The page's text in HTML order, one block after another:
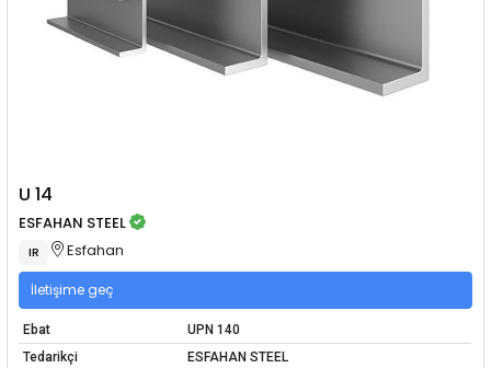
U 14
ESFAHAN STEEL
IR Esfahan
İletişime geç
Ebat
UPN 140
Tedarikçi
ESFAHAN STEEL